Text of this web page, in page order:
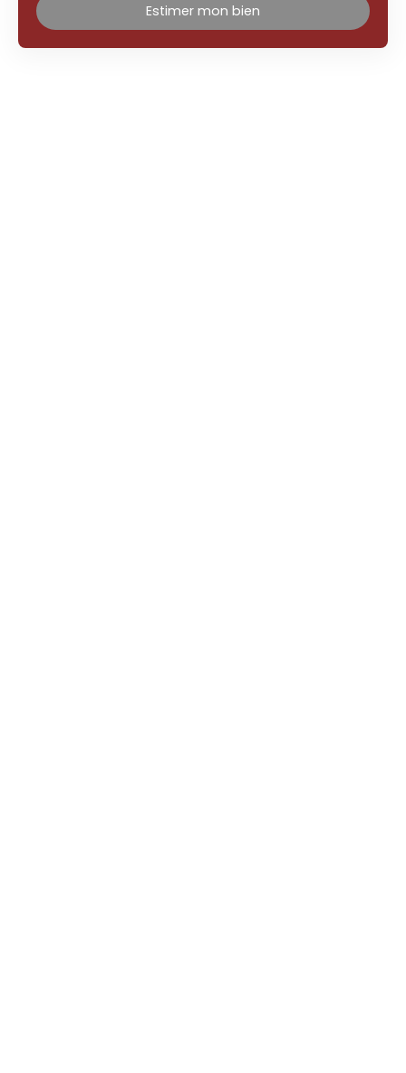
Estimer mon bien